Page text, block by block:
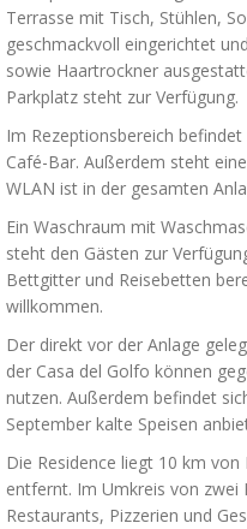
Terrasse mit Tisch, Stühlen,
geschmackvoll eingerichtet
sowie Haartrockner
Parkplatz steht zur Verfügung.
Im Rezeptionsbereich
Café-Bar. Außerdem steht
WLAN ist in der gesamten
Ein Waschraum mit
steht den Gästen zur
Bettgitter und Reisebetten
willkommen.
Der direkt vor der Anlage
der Casa del Golfo können
nutzen. Außerdem befindet
September kalte Speisen
Die Residence liegt 10 km
entfernt. Im Umkreis von zwei
Restaurants, Pizzerien und